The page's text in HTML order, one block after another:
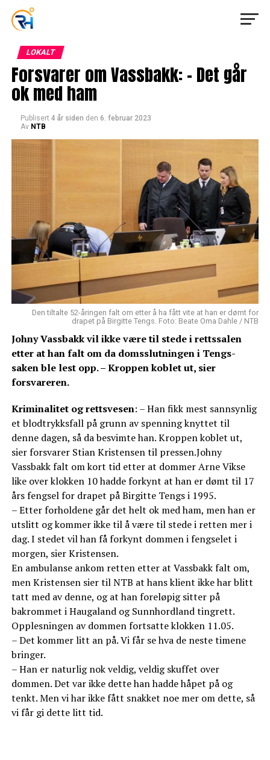
LOKALT
Forsvarer om Vassbakk: – Det går
ok med ham
Publisert 4 år siden den 6. februar 2023
Av NTB
Den tiltalte 52-åringen falt om etter å ha fått vite at han er dømt for
drapet på Birgitte Tengs. Foto: Beate Oma Dahle / NTB
Johny Vassbakk vil ikke være til stede i rettssalen
etter at han falt om da domsslutningen i Tengs-
saken ble lest opp. – Kroppen koblet ut, sier
forsvareren.
Kriminalitet og rettsvesen: – Han fikk mest sannsynlig
et blodtrykksfall på grunn av spenning knyttet til
denne dagen, så da besvimte han. Kroppen koblet ut,
sier forsvarer Stian Kristensen til pressen.Johny
Vassbakk falt om kort tid etter at dommer Arne Vikse
like over klokken 10 hadde forkynt at han er dømt til 17
års fengsel for drapet på Birgitte Tengs i 1995.
– Etter forholdene går det helt ok med ham, men han er
utslitt og kommer ikke til å være til stede i retten mer i
dag. I stedet vil han få forkynt dommen i fengselet i
morgen, sier Kristensen.
En ambulanse ankom retten etter at Vassbakk falt om,
men Kristensen sier til NTB at hans klient ikke har blitt
tatt med av denne, og at han foreløpig sitter på
bakrommet i Haugaland og Sunnhordland tingrett.
Opplesningen av dommen fortsatte klokken 11.05.
– Det kommer litt an på. Vi får se hva de neste timene
bringer.
– Han er naturlig nok veldig, veldig skuffet over
dommen. Det var ikke dette han hadde håpet på og
tenkt. Men vi har ikke fått snakket noe mer om dette, så
vi får gi dette litt tid.